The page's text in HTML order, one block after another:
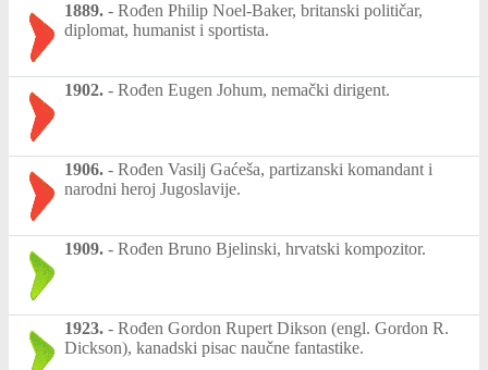
1889. - Rođen Philip Noel-Baker, britanski političar,
diplomat, humanist i sportista.
1902. - Rođen Eugen Johum, nemački dirigent.
1906. - Rođen Vasilj Gaćeša, partizanski komandant i
narodni heroj Jugoslavije.
1909. - Rođen Bruno Bjelinski, hrvatski kompozitor.
1923. - Rođen Gordon Rupert Dikson (engl. Gordon R.
Dickson), kanadski pisac naučne fantastike.